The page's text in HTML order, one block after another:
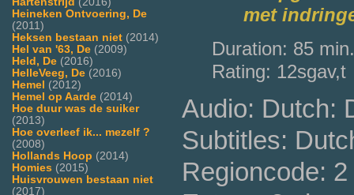
Heineken Ontvoering, De
(2011)
Heksen bestaan niet (2014)
Hel van '63, De (2009)
Held, De (2016)
HelleVeeg, De (2016)
Hemel (2012)
Hemel op Aarde (2014)
Hoe duur was de suiker
(2013)
Hoe overleef ik... mezelf ?
(2008)
Hollands Hoop (2014)
Homies (2015)
Huisvrouwen bestaan niet
(2017)
met
Duration: 85 min.
Rating: 12sgav,t
Audio: Dutch:
Subtitles:
Regioncode: 2